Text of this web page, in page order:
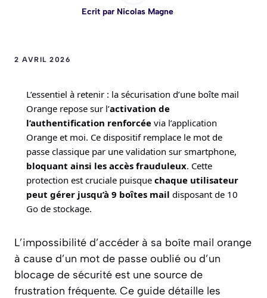
Ecrit par Nicolas Magne
2 AVRIL 2026
L’essentiel à retenir : la sécurisation d’une boîte mail
Orange repose sur l’activation de
l’authentification renforcée via l’application
Orange et moi. Ce dispositif remplace le mot de
passe classique par une validation sur smartphone,
bloquant ainsi les accès frauduleux. Cette
protection est cruciale puisque chaque utilisateur
peut gérer jusqu’à 9 boîtes mail disposant de 10
Go de stockage.
L’impossibilité d’accéder à sa boîte mail orange
à cause d’un mot de passe oublié ou d’un
blocage de sécurité est une source de
frustration fréquente. Ce guide détaille les